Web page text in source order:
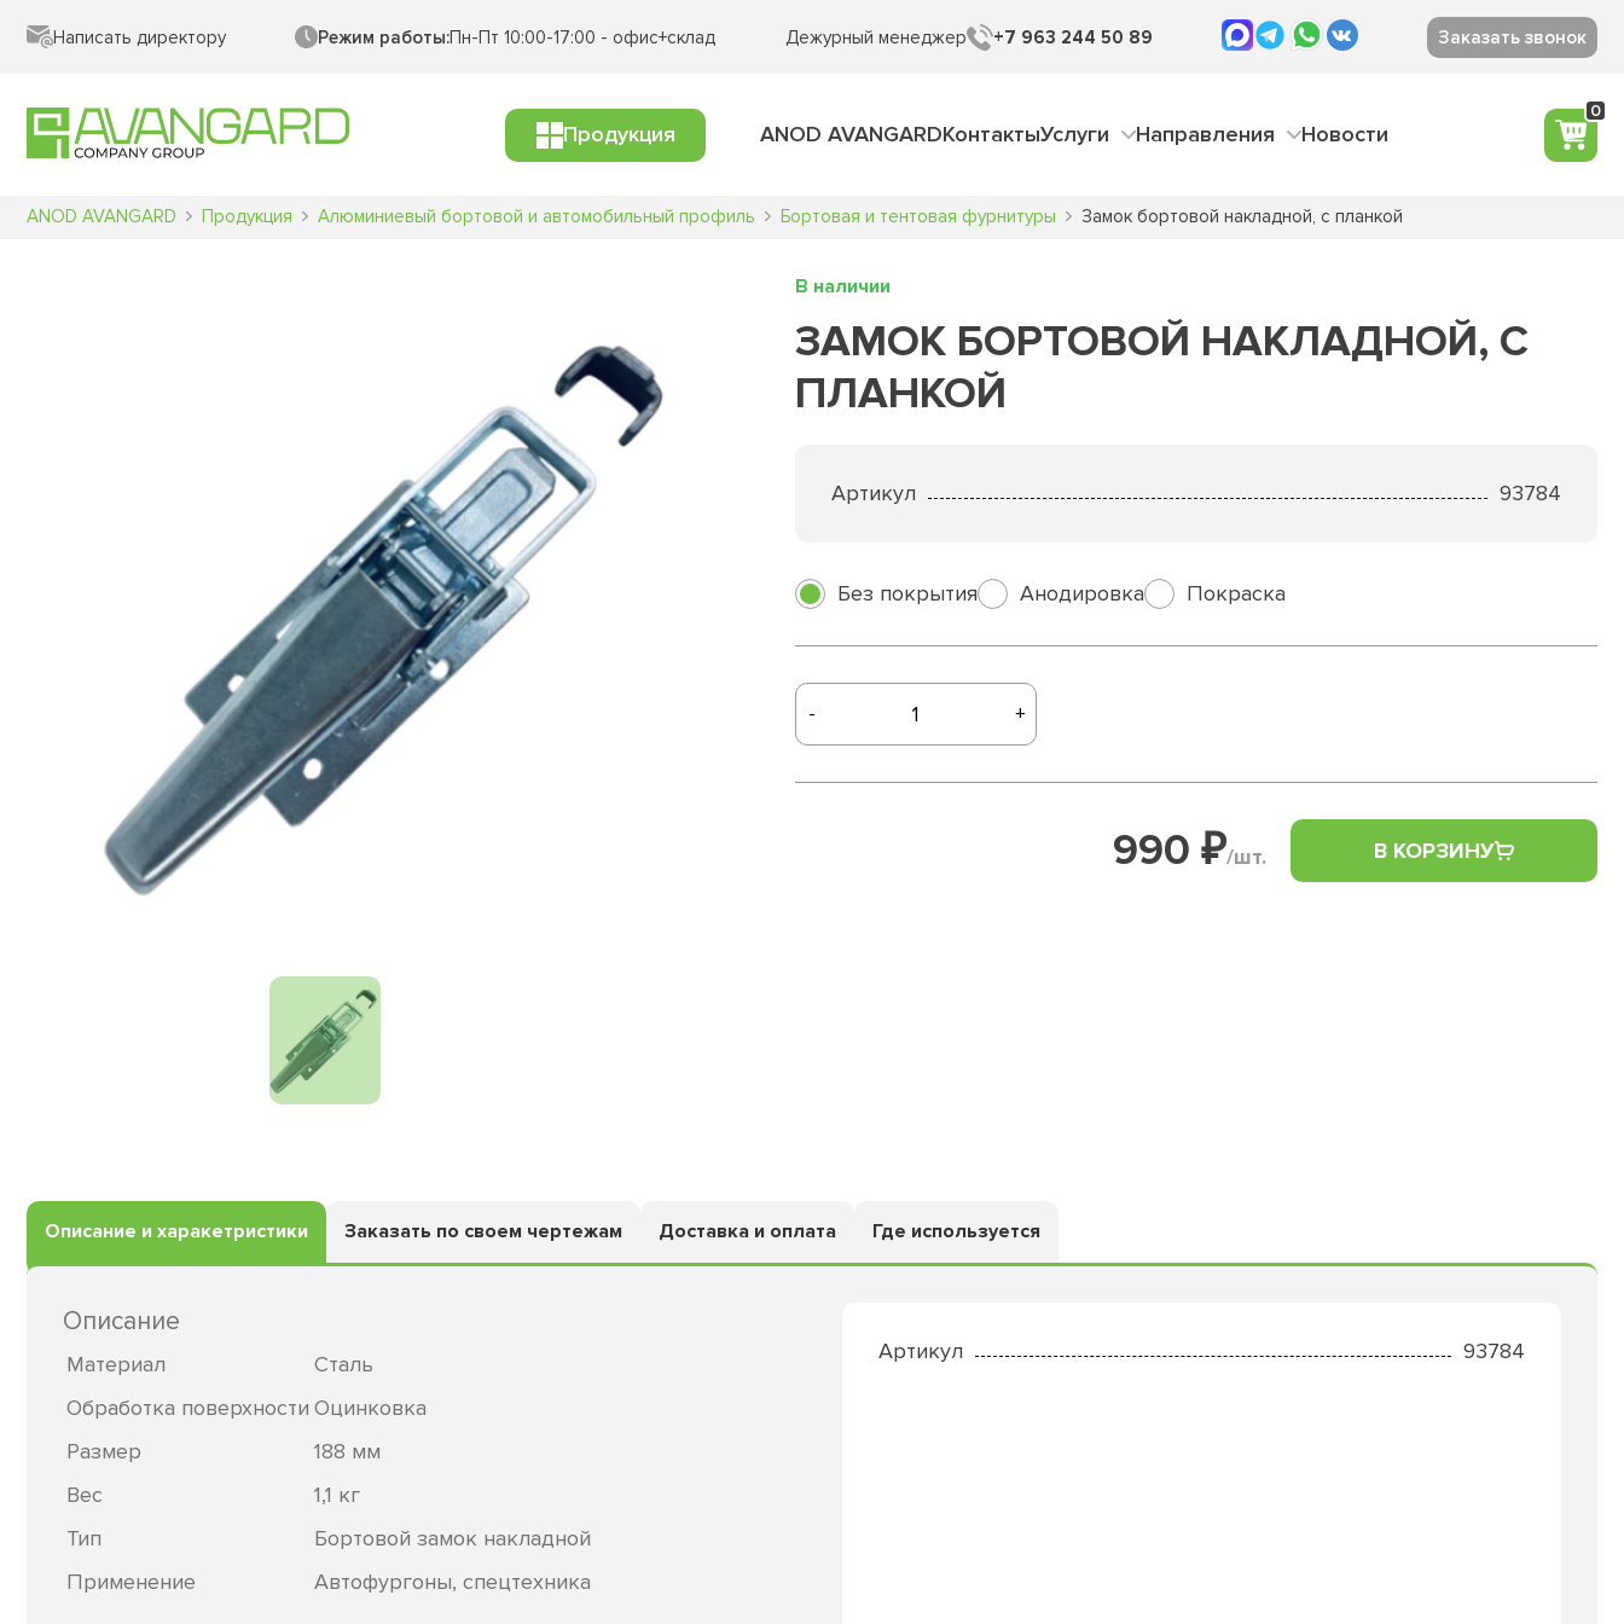
Написать директору Режим работы:Пн-Пт 10:00-17:00 - офис+склад Дежурный менеджер +7 963 244 50 89 Заказать звонок
Продукция ANOD AVANGARDКонтактыУслуги Направления Новости
0
ANOD AVANGARD Продукция Алюминиевый бортовой и автомобильный профиль Бортовая и тентовая фурнитуры Замок бортовой накладной, с планкой
В наличии
ЗАМОК БОРТОВОЙ НАКЛАДНОЙ, С
ПЛАНКОЙ
Артикул 93784
Без покрытия Анодировка Покраска
- +
990 ₽/шт. В КОРЗИНУ
Описание и харакетристики Заказать по своем чертежам Доставка и оплата Где используется
Описание
Материал
Сталь
Обработка поверхности Оцинковка
Размер
188 мм
Вес
1,1 кг
Тип
Бортовой замок накладной
Применение
Автофургоны, спецтехника
Артикул 93784